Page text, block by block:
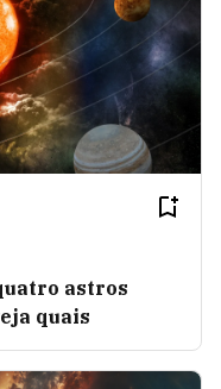
astros
quais